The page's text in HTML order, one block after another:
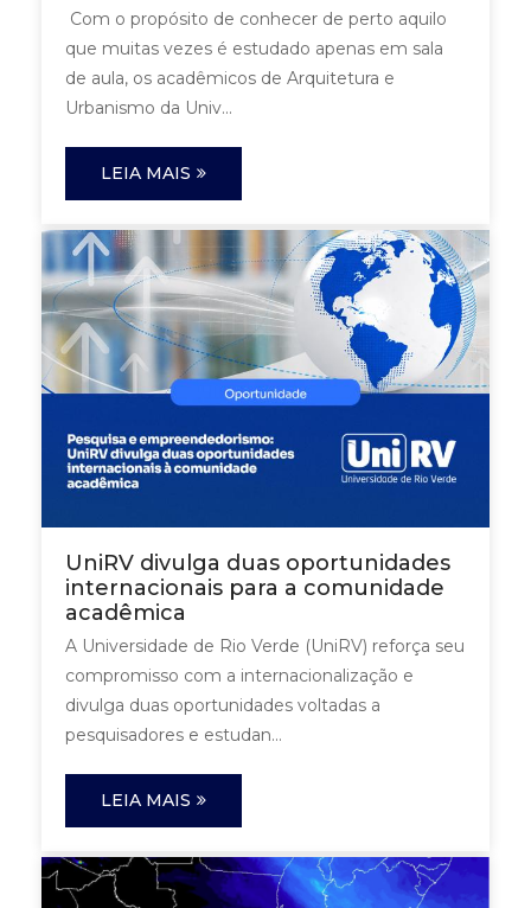
Com o propósito de conhecer de perto aquilo
que muitas vezes é estudado apenas em sala
de aula, os acadêmicos de Arquitetura e
Urbanismo da Univ...
LEIA MAIS
UniRV divulga duas oportunidades
internacionais para a comunidade
acadêmica
A Universidade de Rio Verde (UniRV) reforça seu
compromisso com a internacionalização e
divulga duas oportunidades voltadas a
pesquisadores e estudan...
LEIA MAIS